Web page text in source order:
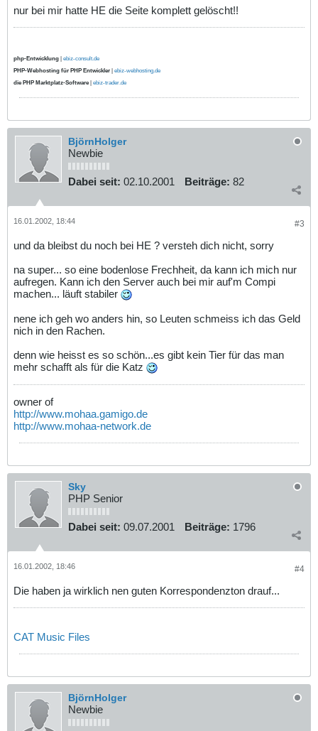
nur bei mir hatte HE die Seite komplett gelöscht!!
php-Entwicklung | ebiz-consult.de
PHP-Webhosting für PHP Entwickler | ebiz-webhosting.de
die PHP Marktplatz-Software | ebiz-trader.de
BjörnHolger
Newbie
Dabei seit: 02.10.2001 Beiträge: 82
#3
16.01.2002, 18:44
und da bleibst du noch bei HE ? versteh dich nicht, sorry
na super... so eine bodenlose Frechheit, da kann ich mich nur
aufregen. Kann ich den Server auch bei mir auf'm Compi
machen... läuft stabiler
nene ich geh wo anders hin, so Leuten schmeiss ich das Geld
nich in den Rachen.
denn wie heisst es so schön...es gibt kein Tier für das man
mehr schafft als für die Katz
owner of
http://www.mohaa.gamigo.de
http://www.mohaa-network.de
Sky
PHP Senior
Dabei seit: 09.07.2001 Beiträge: 1796
#4
16.01.2002, 18:46
Die haben ja wirklich nen guten Korrespondenzton drauf...
CAT Music Files
BjörnHolger
Newbie